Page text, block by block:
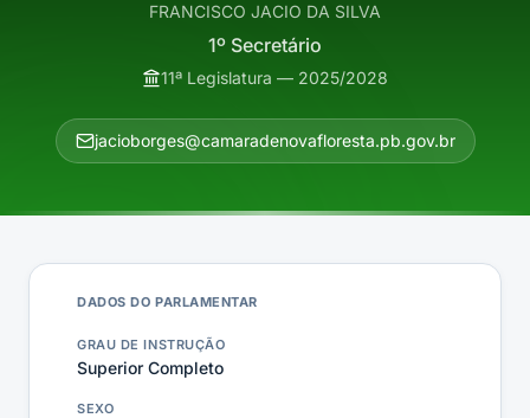
FRANCISCO JACIO DA SILVA
1º Secretário
11ª Legislatura — 2025/2028
jacioborges@camaradenovafloresta.pb.gov.br
DADOS DO PARLAMENTAR
GRAU DE INSTRUÇÃO
Superior Completo
SEXO